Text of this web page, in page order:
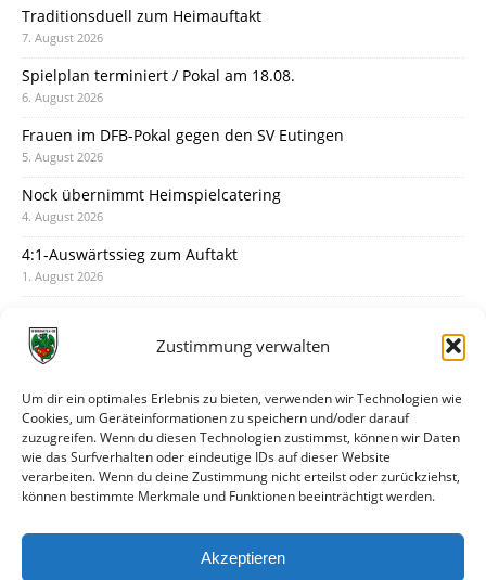
Zustimmung verwalten
Um dir ein optimales Erlebnis zu bieten, verwenden wir Technologien wie
Cookies, um Geräteinformationen zu speichern und/oder darauf
zuzugreifen. Wenn du diesen Technologien zustimmst, können wir Daten
wie das Surfverhalten oder eindeutige IDs auf dieser Website
verarbeiten. Wenn du deine Zustimmung nicht erteilst oder zurückziehst,
können bestimmte Merkmale und Funktionen beeinträchtigt werden.
Akzeptieren
Traditionsduell zum Heimauftakt
7. August 2026
Spielplan terminiert / Pokal am 18.08.
6. August 2026
Frauen im DFB-Pokal gegen den SV Eutingen
5. August 2026
Nock übernimmt Heimspielcatering
4. August 2026
4:1-Auswärtssieg zum Auftakt
1. August 2026
31. Juli 2026
30. Juli 2026
Deine Spielminute: 89+1
28. Juli 2026
Neuer Rückensponsor
Neue Podcast-Folge: So tickt Björn!
27. Juli 2026